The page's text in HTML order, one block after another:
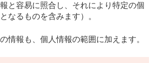
と容易に照合し、それにより特定の個
なるものを含みます）。
情報も、個人情報の範囲に加えます。